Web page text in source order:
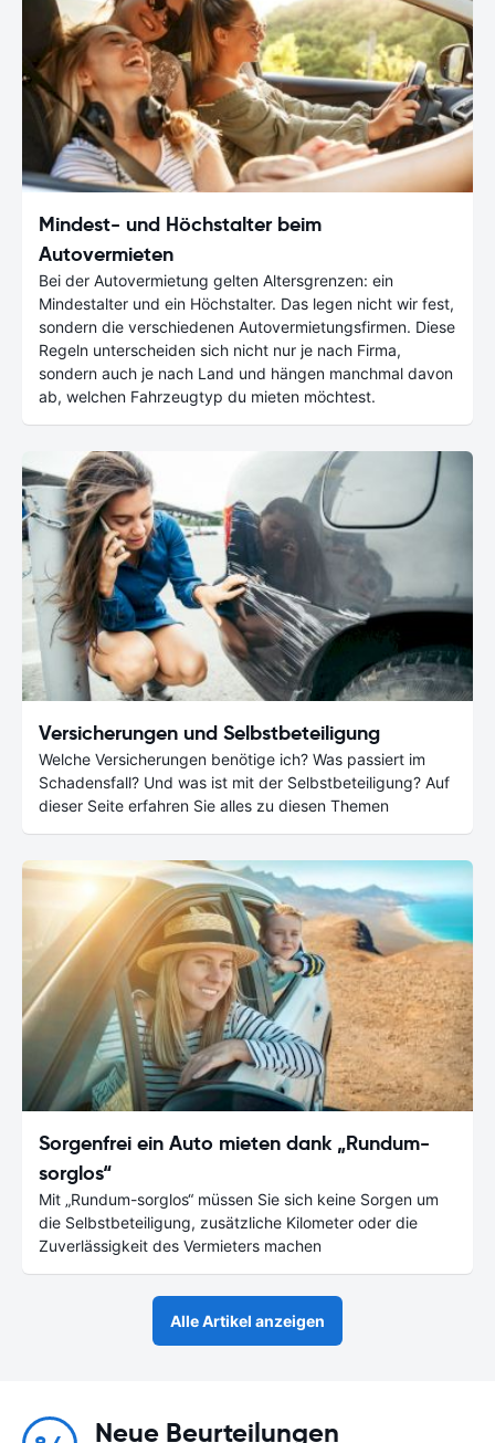
Mindest- und Höchstalter beim
Autovermieten
Bei der Autovermietung gelten Altersgrenzen: ein
Mindestalter und ein Höchstalter. Das legen nicht wir fest,
sondern die verschiedenen Autovermietungsfirmen. Diese
Regeln unterscheiden sich nicht nur je nach Firma,
sondern auch je nach Land und hängen manchmal davon
ab, welchen Fahrzeugtyp du mieten möchtest.
Versicherungen und Selbstbeteiligung
Welche Versicherungen benötige ich? Was passiert im
Schadensfall? Und was ist mit der Selbstbeteiligung? Auf
dieser Seite erfahren Sie alles zu diesen Themen
Sorgenfrei ein Auto mieten dank „Rundum-
sorglos“
Mit „Rundum-sorglos“ müssen Sie sich keine Sorgen um
die Selbstbeteiligung, zusätzliche Kilometer oder die
Zuverlässigkeit des Vermieters machen
Alle Artikel anzeigen
Neue Beurteilungen